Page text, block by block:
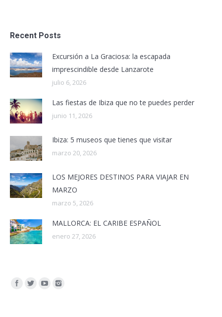
Recent Posts
Excursión a La Graciosa: la escapada
imprescindible desde Lanzarote
julio 6, 2026
Las fiestas de Ibiza que no te puedes perder
junio 11, 2026
Ibiza: 5 museos que tienes que visitar
marzo 20, 2026
LOS MEJORES DESTINOS PARA VIAJAR EN
MARZO
marzo 5, 2026
MALLORCA: EL CARIBE ESPAÑOL
enero 27, 2026
Encuéntranos en: